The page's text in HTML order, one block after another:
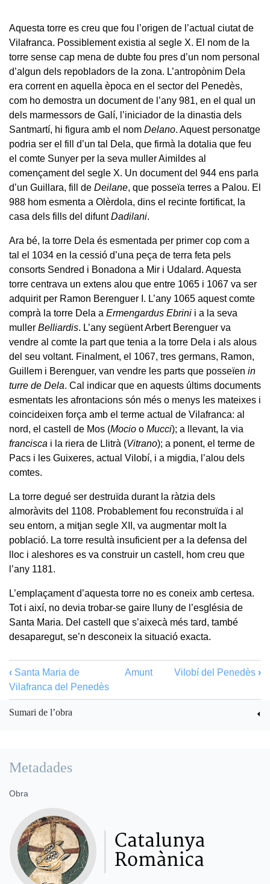
Aquesta torre es creu que fou l’origen de l’actual ciutat de
Vilafranca. Possiblement existia al segle X. El nom de la
torre sense cap mena de dubte fou pres d’un nom personal
d’algun dels repobladors de la zona. L’antropònim Dela
era corrent en aquella època en el sector del Penedès,
com ho demostra un document de l’any 981, en el qual un
dels marmessors de Galí, l’iniciador de la dinastia dels
Santmartí, hi figura amb el nom Delano. Aquest personatge
podria ser el fill d’un tal Dela, que firmà la dotalia que feu
el comte Sunyer per la seva muller Aimildes al
començament del segle X. Un document del 944 ens parla
d’un Guillara, fill de Deilane, que posseïa terres a Palou. El
988 hom esmenta a Olèrdola, dins el recinte fortificat, la
casa dels fills del difuntDadilani.
Ara bé, la torre Dela és esmentada per primer cop com a
tal el 1034 en la cessió d’una peça de terra feta pels
consorts Sendred i Bonadona a Mir i Udalard. Aquesta
torre centrava un extens alou que entre 1065 i 1067 va ser
adquirit per Ramon Berenguer I. L’any 1065 aquest comte
comprà la torre Dela a Ermengardus Ebrini i a la seva
muller Belliardis. L’any següent Arbert Berenguer va
vendre al comte la part que tenia a la torre Dela i als alous
del seu voltant. Finalment, el 1067, tres germans, Ramon,
Guillem i Berenguer, van vendre les parts que posseïen in
turre de Dela. Cal indicar que en aquests últims documents
esmentats les afrontacions són més o menys les mateixes i
coincideixen força amb el terme actual de Vilafranca: al
nord, el castell de Mos (Mocio o Mucci); a llevant, la via
francisca i la riera de Llitrà (Vitrano); a ponent, el terme de
Pacs i les Guixeres, actual Vilobí, i a migdia, l’alou dels
comtes.
La torre degué ser destruïda durant la ràtzia dels
almoràvits del 1108. Probablement fou reconstruïda i al
seu entorn, a mitjan segle XII, va augmentar molt la
població. La torre resultà insuficient per a la defensa del
lloc i aleshores es va construir un castell, hom creu que
l’any 1181.
L’emplaçament d’aquesta torre no es coneix amb certesa.
Tot i així, no devia trobar-se gaire lluny de l’església de
Santa Maria. Del castell que s’aixecà més tard, també
desaparegut, se’n desconeix la situació exacta.
‹ Santa Maria de
Vilafranca del Penedès
Amunt Vilobí del Penedès ›
Sumari de l’obra
Metadades
Obra